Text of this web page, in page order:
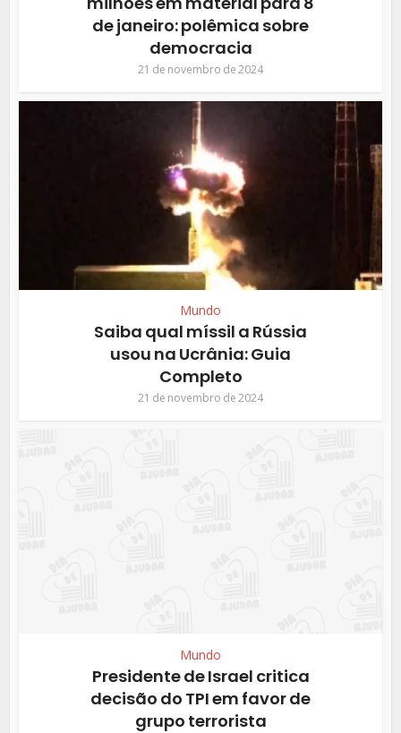
de janeiro: polêmica sobre
democracia
21 de novembro de 2024
Mundo
Saiba qual míssil a Rússia
usou na Ucrânia: Guia
Completo
21 de novembro de 2024
Mundo
Presidente de Israel critica
decisão do TPI em favor de
grupo terrorista